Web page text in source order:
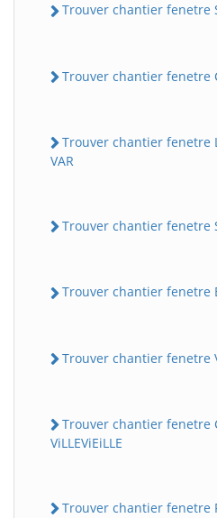
Trouver chantier fenetre
Trouver chantier fenetre
Trouver chantier fenetre
VAR
Trouver chantier fenetre
Trouver chantier fenetre
Trouver chantier fenetre
Trouver chantier fenetre
ViLLEViEiLLE
Trouver chantier fenetre